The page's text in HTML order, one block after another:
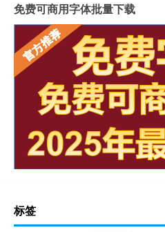
免费可商用字体批量下载
标签